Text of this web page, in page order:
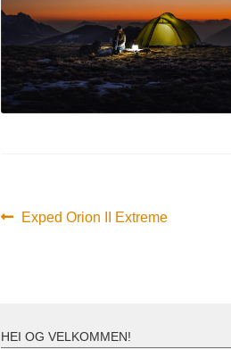
Innleggsnavigasjon
Forrige
Exped Orion II Extreme
HEI OG VELKOMMEN!